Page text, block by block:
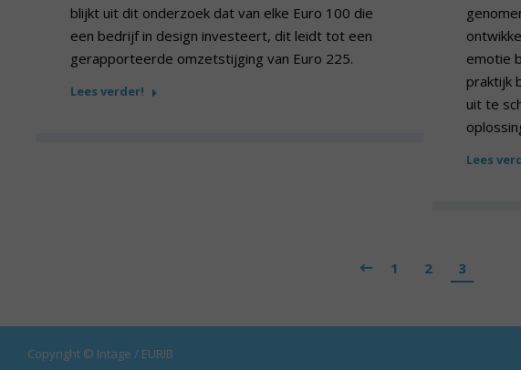
blijkt uit dit onderzoek dat van elke Euro 100 die
een bedrijf in design investeert, dit leidt tot een
gerapporteerde omzetstijging van Euro 225.
Lees verder!
emotie
praktijk
uit te
Lees
1 2 3
Copyright © Intage / EURIB